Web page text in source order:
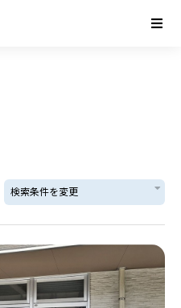
検索条件を変更